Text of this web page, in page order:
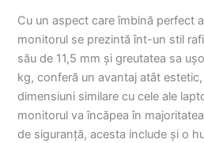
Cu un aspect care îmbină perfect
monitorul se prezintă înt-un stil
său de 11,5 mm și greutatea sa
kg, conferă un avantaj atât
dimensiuni similare cu cele ale
monitorul va încăpea în
de siguranță, acesta include și o